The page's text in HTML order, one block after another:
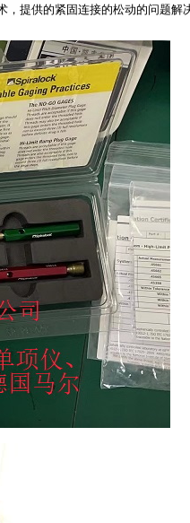
提供的紧固连接的松动的问题解